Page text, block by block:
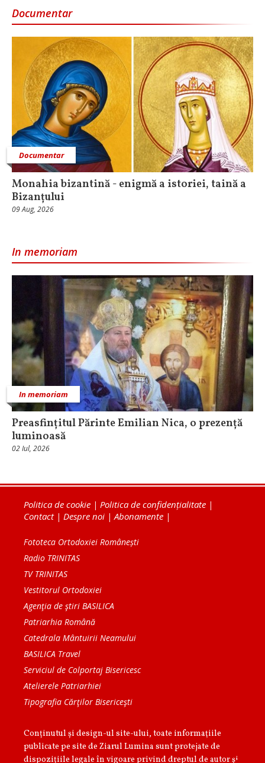
Documentar
Documentar
Monahia bizantină - enigmă a istoriei, taină a
Bizanțului
09 Aug, 2026
In memoriam
In memoriam
Preasfințitul Părinte Emilian Nica, o prezență
luminoasă
02 Iul, 2026
Politica de cookie | Politica de confidențialitate |
Contact| Despre noi | Abonamente |
Fototeca Ortodoxiei Românești
Radio TRINITAS
TV TRINITAS
Vestitorul Ortodoxiei
Agenţia de ştiri BASILICA
Patriarhia Română
Catedrala Mântuirii Neamului
BASILICA Travel
Serviciul de Colportaj Bisericesc
Atelierele Patriarhiei
Tipografia Cărţilor Bisericeşti
Conținutul și design-ul site-ului, toate informaţiile
publicate pe site de Ziarul Lumina sunt protejate de
dispoziţiile legale în vigoare privind dreptul de autor şi